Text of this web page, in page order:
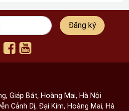
liệu là loại đồng vàng
dày tiêu chuẩn 8 rem. Phía
inox rất chắc chắn tạo độ
toàn tuyệt đối trong thời gian
Đăng ký
Giáp Bát, Hoàng Mai, Hà Nội​
Cảnh Dị, Đại Kim, Hoàng Mai, Hà